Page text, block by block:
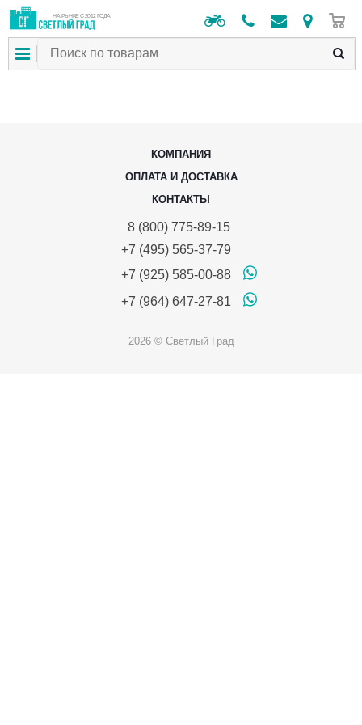
НА РЫНКЕ С 2012 ГОДА
КОМПАНИЯ
ОПЛАТА И ДОСТАВКА
КОНТАКТЫ
8 (800) 775-89-15
+7 (495) 565-37-79
+7 (925) 585-00-88
+7 (964) 647-27-81
2026 © Светлый Град